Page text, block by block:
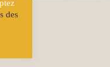
des